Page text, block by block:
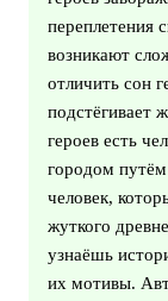
переплетения
возникают
отличить сон
подстёгивает
героев есть
городом
человек,
жуткого
узнаёшь
их мотивы.